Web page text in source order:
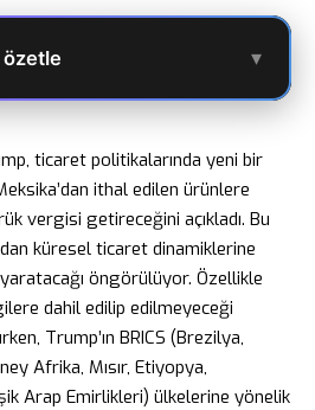
özetle ▾
ticaret politikalarında yeni bir
ithal edilen ürünlere
vergisi getireceğini açıkladı. Bu
küresel ticaret dinamiklerine
öngörülüyor. Özellikle
dahil edilip edilmeyeceği
Trump’ın BRICS (Brezilya,
Afrika, Mısır, Etiyopya,
Arap Emirlikleri) ülkelerine yönelik